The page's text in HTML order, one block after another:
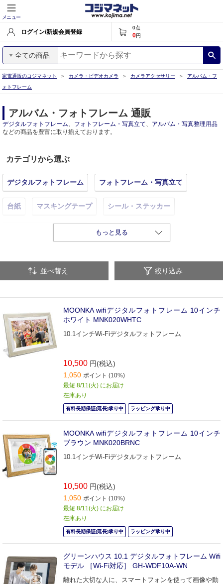
メニュー
ログイン/新規会員登録
0点
0円
全ての商品
家電通販のコジマネット カメラ・ビデオカメラ カメラアクセサリー
アルバム・フ
ォトフレーム
アルバム・フォトフレーム 通販
デジタルフォトフレーム、 フォトフレーム・写真立て、 アルバム・写真整理用品
などの商品を豊富に取り揃えております。
カテゴリから選ぶ
デジタルフォトフレーム フォトフレーム・写真立て
台紙 マスキングテープ シール・ステッカー
もっと見る
並べ替え 絞り込み
MOONKA wifiデジタルフォトフレーム 10インチ
ホワイト MNK020WHTC
10.1インチWi-Fiデジタルフォトフレーム
10,500 円(税込)
1,050 ポイント (10%)
最短 8/11(火) にお届け
在庫あり
有料長期保証(延長)承り中 ラッピング承り中
MOONKA wifiデジタルフォトフレーム 10インチ
ブラウン MNK020BRNC
10.1インチWi-Fiデジタルフォトフレーム
10,500 円(税込)
1,050 ポイント (10%)
最短 8/11(火) にお届け
在庫あり
有料長期保証(延長)承り中 ラッピング承り中
グリーンハウス 10.1 デジタルフォトフレーム Wifi
モデル ［Wi-Fi対応］ GH-WDF10A-WN
離れた大切な人に、スマートフォンを使って画像や動